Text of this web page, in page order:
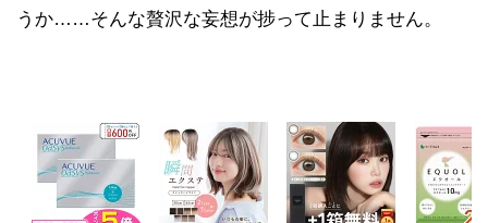
うか……そんな贅沢な妄想が捗って止まりません。